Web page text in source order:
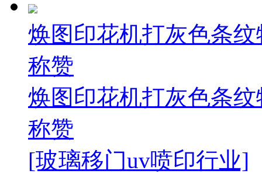
焕图印花机打灰色条
称赞
焕图印花机打灰色条
称赞
[玻璃移门uv喷印行业]